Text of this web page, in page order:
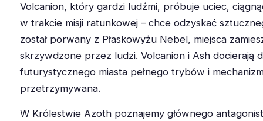
Volcanion, który gardzi ludźmi, próbuje uciec,
w trakcie misji ratunkowej – chce odzyskać
został porwany z Płaskowyżu Nebel, miejsca
skrzywdzone przez ludzi. Volcanion i Ash docierają
futurystycznego miasta pełnego trybów i
przetrzymywana.
W Królestwie Azoth poznajemy głównego